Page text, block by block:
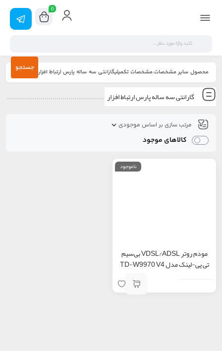
0
جستجو محصول سایر مشخصات.مشخصات تکمیلیگارانتی سه ساله پارس ارتباط افزار
گارانتی سه ساله پارس ارتباط افزار
کالاهای موجود
ناموجود
مودم روتر VDSL/ADSL بی‌سیم
تی پی-لینک مدل TD-W9970 V4